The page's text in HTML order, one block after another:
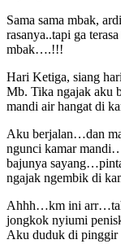
Sama sama mbak,
rasanya..tapi ga
mbak….!!!
Hari Ketiga, siang
Mb. Tika ngajak aku
mandi air hangat di
Aku berjalan…dan
ngunci kamar
bajunya
ngajak ngembik di
Ahhh…km ini
jongkok nyiumi
Aku duduk di